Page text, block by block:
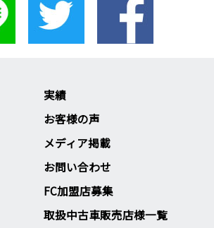
実績
お客様の声
メディア掲載
お問い合わせ
FC加盟店募集
取扱中古車販売店様一覧